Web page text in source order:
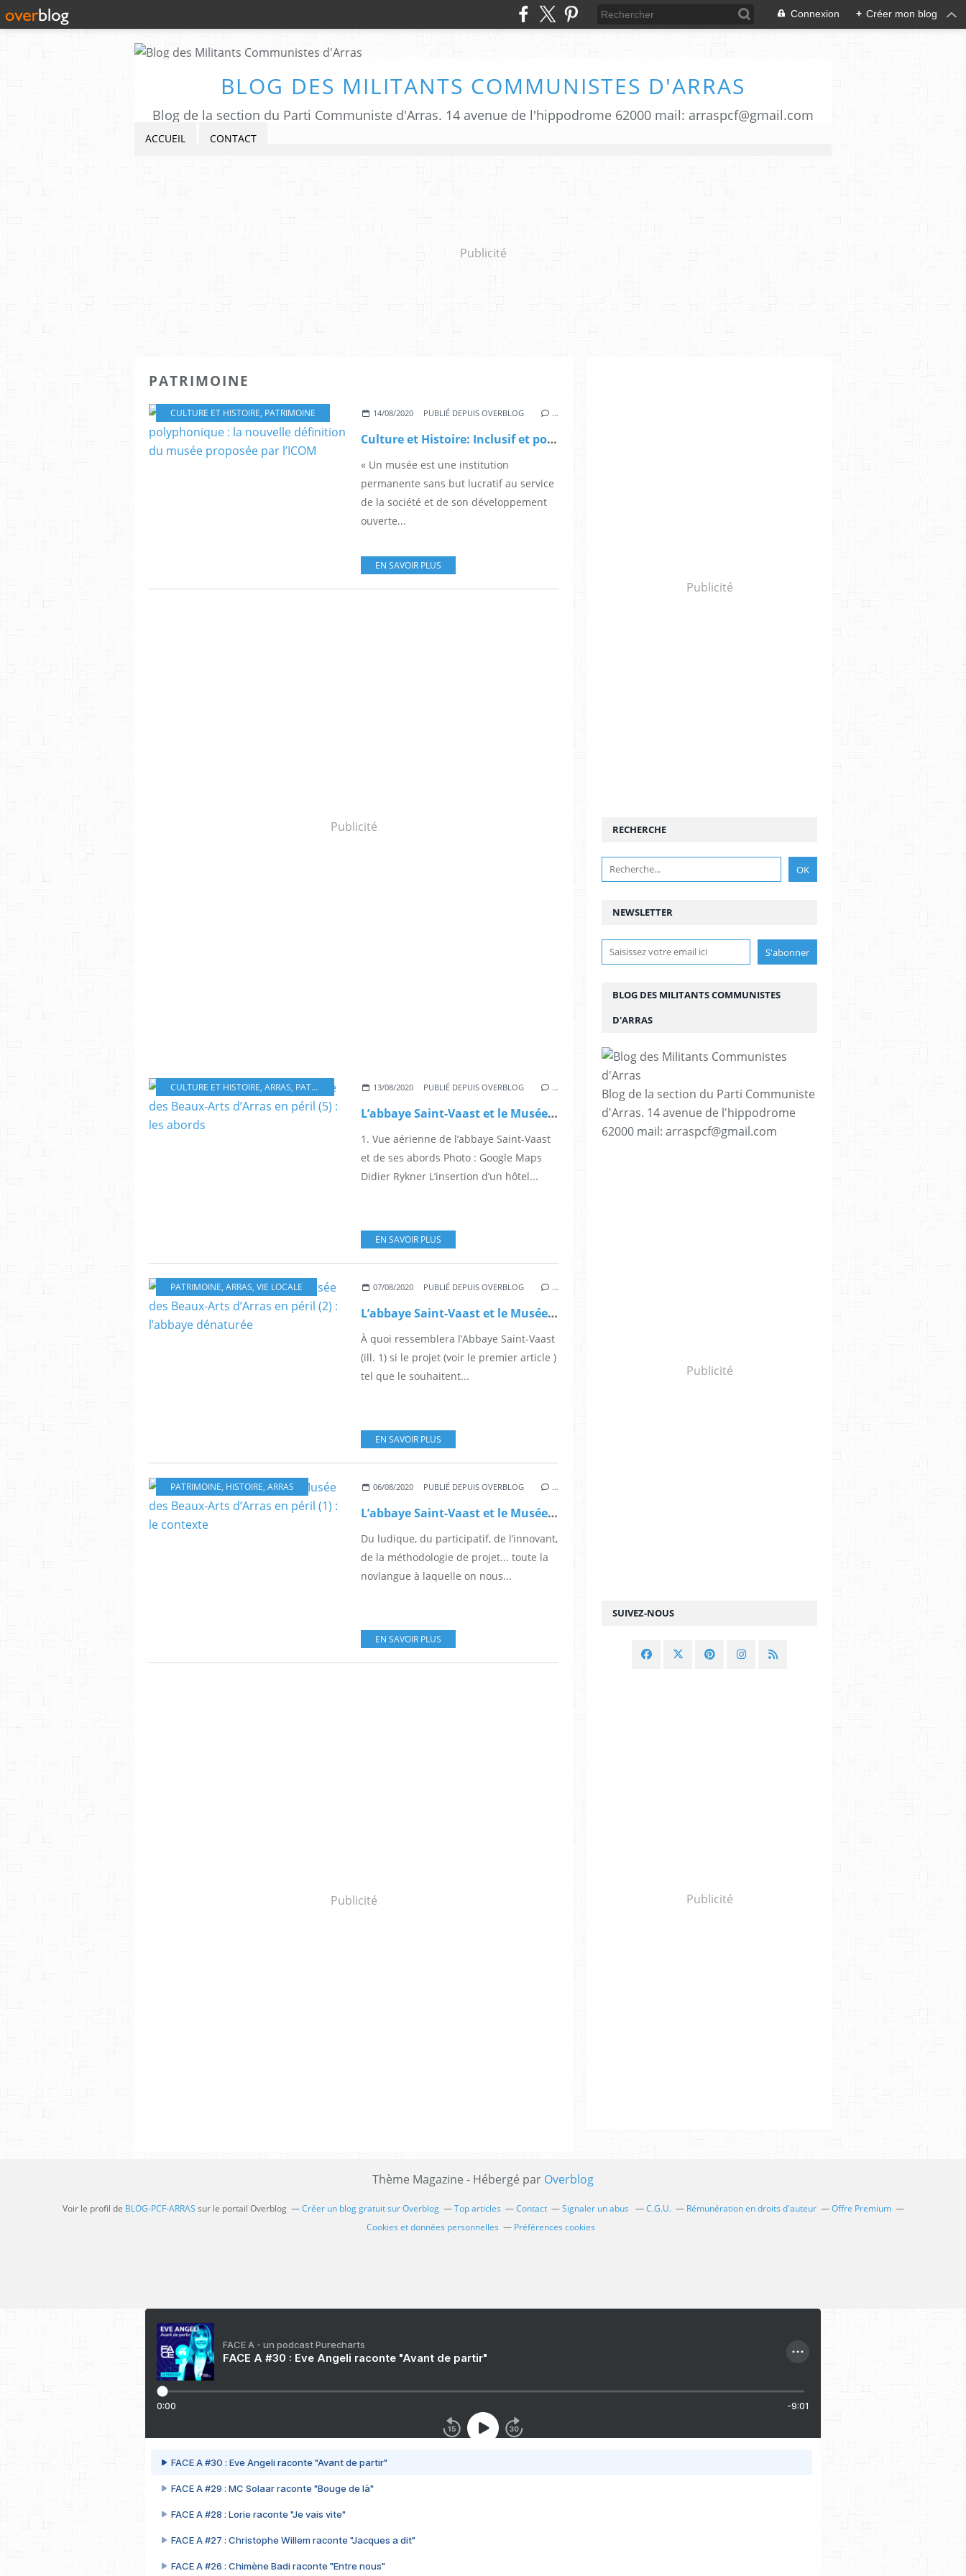
Connexion + Créer mon blog
BLOG DES MILITANTS COMMUNISTES D'ARRAS
Blog de la section du Parti Communiste d'Arras. 14 avenue de l'hippodrome 62000 mail: arraspcf@gmail.com
ACCUEIL CONTACT
Publicité
PATRIMOINE
CULTURE ET HISTOIRE, PATRIMOINE 14/08/2020 PUBLIÉ DEPUIS OVERBLOG …
Culture et Histoire: Inclusif et polyphonique : la nouvelle définition du musée proposée par l’ICOM
« Un musée est une institution
permanente sans but lucratif au service
de la société et de son développement
ouverte...
EN SAVOIR PLUS
Publicité
CULTURE ET HISTOIRE, ARRAS, PATRIMOINE 13/08/2020 PUBLIÉ DEPUIS OVERBLOG …
L’abbaye Saint-Vaast et le Musée des Beaux-Arts d’Arras en péril (5) : les abords
1. Vue aérienne de l’abbaye Saint-Vaast
et de ses abords Photo : Google Maps
Didier Rykner L’insertion d’un hôtel...
EN SAVOIR PLUS
PATRIMOINE, ARRAS, VIE LOCALE 07/08/2020 PUBLIÉ DEPUIS OVERBLOG …
L’abbaye Saint-Vaast et le Musée des Beaux-Arts d’Arras en péril (2) : l’abbaye dénaturée
À quoi ressemblera l’Abbaye Saint-Vaast
(ill. 1) si le projet (voir le premier article )
tel que le souhaitent...
EN SAVOIR PLUS
PATRIMOINE, HISTOIRE, ARRAS 06/08/2020 PUBLIÉ DEPUIS OVERBLOG …
L’abbaye Saint-Vaast et le Musée des Beaux-Arts d’Arras en péril (1) : le contexte
Du ludique, du participatif, de l’innovant,
de la méthodologie de projet... toute la
novlangue à laquelle on nous...
EN SAVOIR PLUS
Publicité
Publicité
NEWSLETTER
SUIVEZ-NOUS
RECHERCHE
BLOG DES MILITANTS COMMUNISTES
D'ARRAS
Blog de la section du Parti Communiste
d'Arras. 14 avenue de l'hippodrome
62000 mail: arraspcf@gmail.com
Publicité
Publicité
Thème Magazine - Hébergé par Overblog
Voir le profil de BLOG-PCF-ARRAS sur le portail Overblog Créer un blog gratuit sur Overblog Top articles Contact Signaler un abus C.G.U. Rémunération en droits d'auteur
Offre Premium
Cookies et données personnelles
Préférences cookies
FACE A - un podcast Purecharts
FACE A #30 : Eve Angeli raconte "Avant de partir"
0:00 -9:01
FACE A #30 : Eve Angeli raconte "Avant de partir"
FACE A #29 : MC Solaar raconte "Bouge de là"
FACE A #28 : Lorie raconte "Je vais vite"
FACE A #27 : Christophe Willem raconte "Jacques a dit"
FACE A #26 : Chimène Badi raconte "Entre nous"